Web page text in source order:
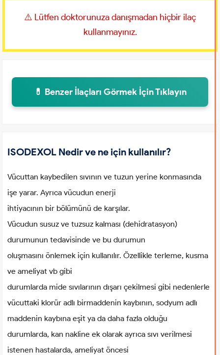
⚠️ Lütfen doktorunuza danışmadan hiçbir ilaç
kullanmayınız.
💊 Benzer İlaçları Görmek İçin Tıklayın
ISODEXOL Nedir ve ne için kullanılır?
Vücuttan kaybedilen sıvının ve tuzun yerine konmasında
işe yarar. Ayrıca vücudun enerji
ihtiyacının bir bölümünü de karşılar.
Vücudun susuz ve tuzsuz kalması (dehidratasyon)
durumunun tedavisinde ve bu durumun
oluşmasını önlemek için kullanılır. Özellikle terleme, kusma
ve ameliyat vb gibi
durumlarda mide sıvılarının dışarı çekilmesi gibi nedenlerle
vücuttaki klorür adlı birmaddenin kaybının, sodyum adlı
maddenin kaybına eşit ya da daha fazla olduğu
durumlarda, kan nakline ek olarak ayrıca sıvı verilmesi
istenen hastalarda, ameliyat öncesi